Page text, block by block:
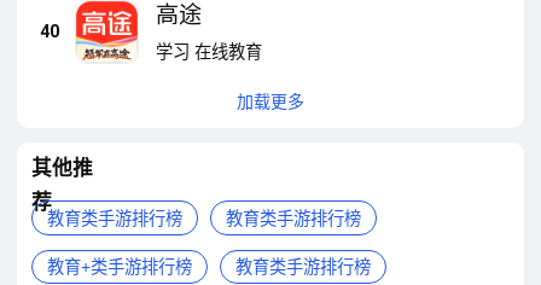
40
高途
学习 在线教育
加载更多
其他推
荐
教育类手游排行榜 教育类手游排行榜
教育+类手游排行榜 教育类手游排行榜